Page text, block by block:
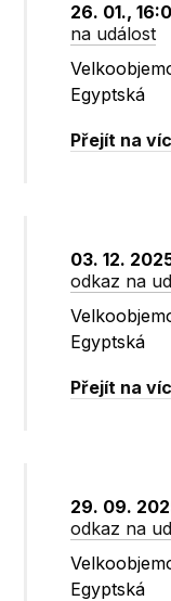
26. 01.,
na událost
Egyptská
Přejít na
03. 12.
odkaz na
Egyptská
Přejít na
29. 09.
odkaz na
Egyptská